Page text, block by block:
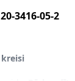
20-3416-05-2
kreisi